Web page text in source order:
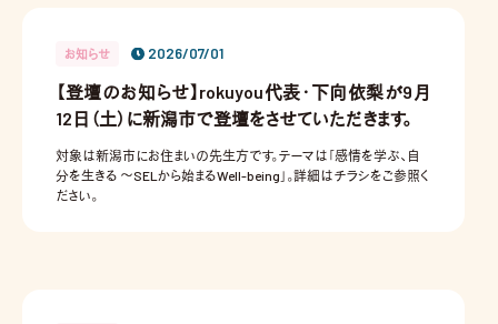
お知らせ 2026/07/01
【登壇のお知らせ】rokuyou代表・下向依梨が9月
12日（土）に新潟市で登壇をさせていただきます。
対象は新潟市にお住まいの先生方です。テーマは「感情を学ぶ、自
分を生きる ～SELから始まるWell-being」。詳細はチラシをご参照く
ださい。